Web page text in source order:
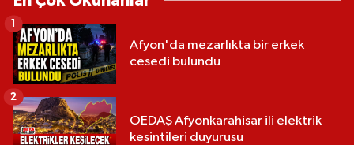
Afyon'da mezarlıkta bir erkek
cesedi bulundu
1
OEDAŞ Afyonkarahisar ili elektrik
kesintileri duyurusu
2